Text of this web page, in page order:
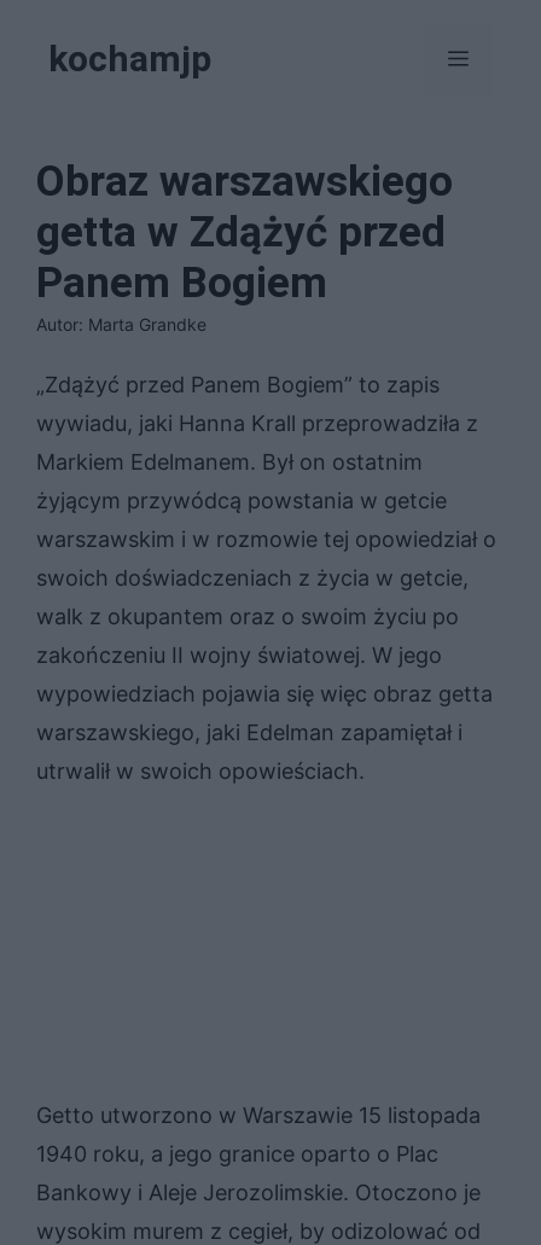
kochamjp Menu
Obraz warszawskiego
getta w Zdążyć przed
Panem Bogiem
Autor: Marta Grandke
„Zdążyć przed Panem Bogiem” to zapis
wywiadu, jaki Hanna Krall przeprowadziła z
Markiem Edelmanem. Był on ostatnim
żyjącym przywódcą powstania w getcie
warszawskim i w rozmowie tej opowiedział o
swoich doświadczeniach z życia w getcie,
walk z okupantem oraz o swoim życiu po
zakończeniu II wojny światowej. W jego
wypowiedziach pojawia się więc obraz getta
warszawskiego, jaki Edelman zapamiętał i
utrwalił w swoich opowieściach.
Getto utworzono w Warszawie 15 listopada
1940 roku, a jego granice oparto o Plac
Bankowy i Aleje Jerozolimskie. Otoczono je
wysokim murem z cegieł, by odizolować od